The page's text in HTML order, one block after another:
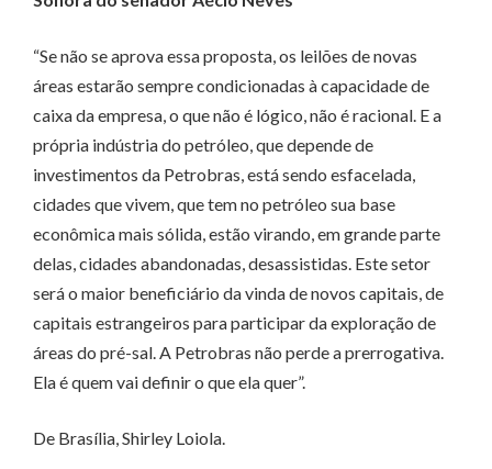
“Se não se aprova essa proposta, os leilões de novas
áreas estarão sempre condicionadas à capacidade de
caixa da empresa, o que não é lógico, não é racional. E a
própria indústria do petróleo, que depende de
investimentos da Petrobras, está sendo esfacelada,
cidades que vivem, que tem no petróleo sua base
econômica mais sólida, estão virando, em grande parte
delas, cidades abandonadas, desassistidas. Este setor
será o maior beneficiário da vinda de novos capitais, de
capitais estrangeiros para participar da exploração de
áreas do pré-sal. A Petrobras não perde a prerrogativa.
Ela é quem vai definir o que ela quer”.
De Brasília, Shirley Loiola.